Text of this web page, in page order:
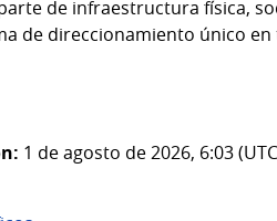
de infraestructura física,
de direccionamiento único
1 de agosto de 2026, 6:03